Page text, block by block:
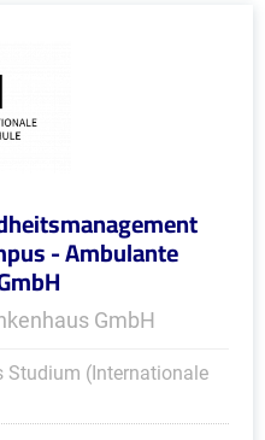
- Ambulante
GmbH
Studium (Internationale